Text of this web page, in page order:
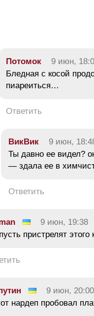
Потомок 9 июн,
Бледная с косой
пиареиться…
Ответить
ВикВик 9 июн,
Ты давно ее видел?
— здала ее в
Ответить
9 июн, 19:38
пристрелят этого
9 июн, 20:00
нардеп пробовал